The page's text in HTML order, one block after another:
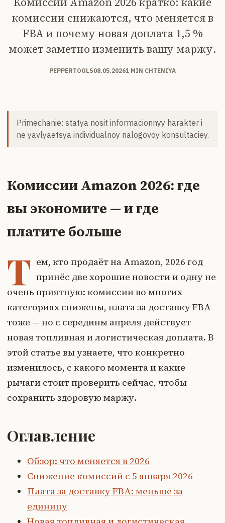
комиссии снижаются, что меняется в
FBA и почему новая доплата 1,5 %
может заметно изменить вашу маржу.
PEPPERTOOLS08.05.20261 MIN CHTENIYA
Primechanie: statya nosit informacionnyy harakter i
ne yavlyaetsya individualnoy nalogovoy konsultaciey.
Комиссии Amazon 2026: где
вы экономите — и где
платите больше
Т ем, кто продаёт на Amazon, 2026 год
принёс две хорошие новости и одну не
очень приятную: комиссии во многих
категориях снижены, плата за доставку FBA
тоже — но с середины апреля действует
новая топливная и логистическая доплата. В
этой статье вы узнаете, что конкретно
изменилось, с какого момента и какие
рычаги стоит проверить сейчас, чтобы
сохранить здоровую маржу.
Оглавление
Обзор: что меняется в 2026
Снижение комиссий с 5 января 2026
Плата за доставку FBA: меньше за
единицу